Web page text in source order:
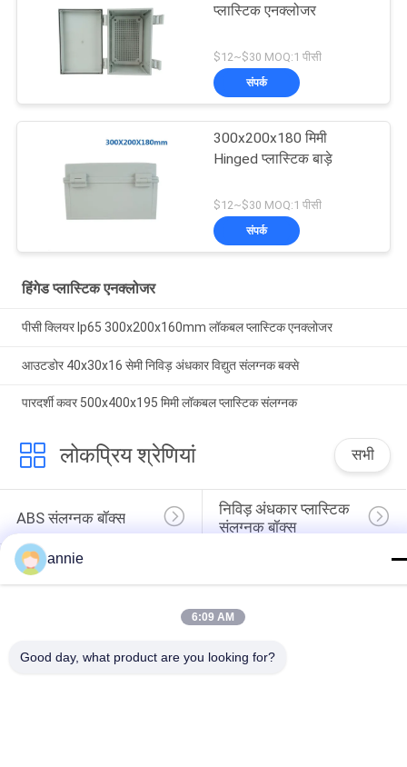
प्लास्टिक एनक्लोजर
$12~$30 MOQ:1 पीसी
संपर्क
300x200x180 मिमी
Hinged प्लास्टिक बाड़े
$12~$30 MOQ:1 पीसी
संपर्क
हिंगेड प्लास्टिक एनक्लोजर
पीसी क्लियर Ip65 300x200x160mm लॉकबल प्लास्टिक एनक्लोजर
आउटडोर 40x30x16 सेमी निविड़ अंधकार विद्युत संलग्नक बक्से
पारदर्शी कवर 500x400x195 मिमी लॉकबल प्लास्टिक संलग्नक
लोकप्रिय श्रेणियां सभी
ABS संलग्नक बॉक्स
निविड़ अंधकार प्लास्टिक
संलग्नक बॉक्स
प्लास्टिक इलेक्ट्रिकल
जंक्शन बॉक्स
हिंगेड प्लास्टिक एनक्लोजर
annie
6:09 AM
Good day, what product are you looking for?